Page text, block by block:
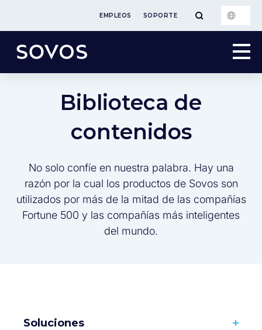
EMPLEOS SOPORTE
Biblioteca de
contenidos
No solo confíe en nuestra palabra. Hay una
razón por la cual los productos de Sovos son
utilizados por más de la mitad de las compañías
Fortune 500 y las compañías más inteligentes
del mundo.
Soluciones